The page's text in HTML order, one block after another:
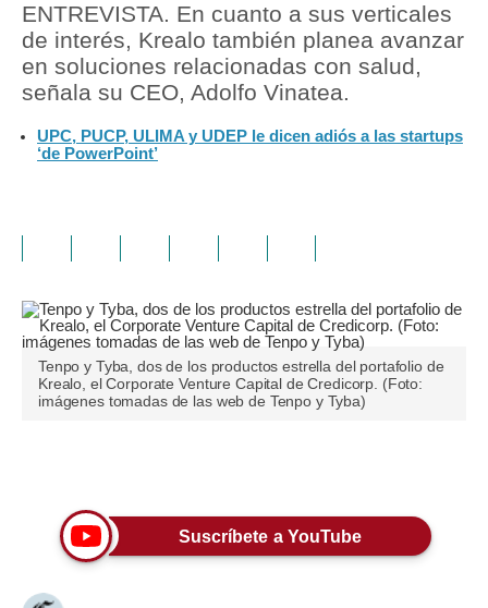
ENTREVISTA. En cuanto a sus verticales
de interés, Krealo también planea avanzar
en soluciones relacionadas con salud,
señala su CEO, Adolfo Vinatea.
UPC, PUCP, ULIMA y UDEP le dicen adiós a las startups
‘de PowerPoint’
Tenpo y Tyba, dos de los productos estrella del portafolio de
Krealo, el Corporate Venture Capital de Credicorp. (Foto:
imágenes tomadas de las web de Tenpo y Tyba)
Suscríbete a YouTube